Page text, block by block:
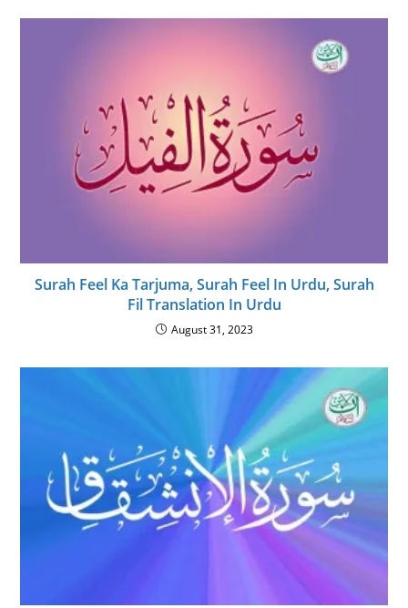
Surah Feel Ka Tarjuma, Surah Feel In Urdu, Surah
Fil Translation In Urdu
August 31, 2023